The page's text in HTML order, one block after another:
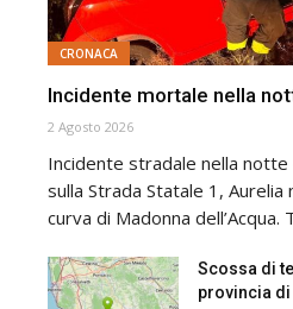
CRONACA
Incidente mortale nella
2 Agosto 2026
Incidente stradale nella
sulla Strada Statale 1, Aurelia
curva di Madonna
Scossa di
provincia di